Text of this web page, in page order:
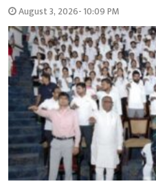
August 3, 2026- 10:09 PM